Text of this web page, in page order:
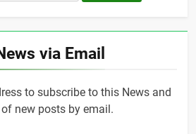
via Email
to subscribe to this News and
new posts by email.